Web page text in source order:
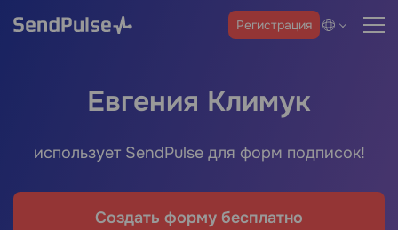
Регистрация
Евгения Климук
использует SendPulse для форм подписок!
Создать форму бесплатно